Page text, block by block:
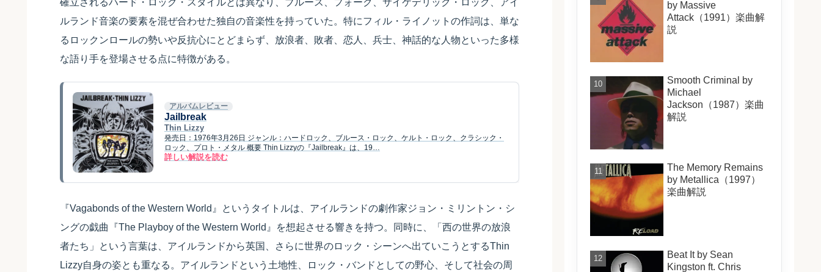
ルランド音楽の要素を混ぜ合わせた独自の音楽性を持っていた。特にフィル・ライノットの作詞は、単な
るロックンロールの勢いや反抗心にとどまらず、放浪者、敗者、恋人、兵士、神話的な人物といった多様
な語り手を登場させる点に特徴がある。
アルバムレビュー
Jailbreak
Thin Lizzy
発売日：1976年3月26日 ジャンル：ハードロック、ブルース・ロック、ケルト・ロック、クラシック・
ロック、プロト・メタル 概要 Thin Lizzyの『Jailbreak』は、19…
詳しい解説を読む
『Vagabonds of the Western World』というタイトルは、アイルランドの劇作家ジョン・ミリントン・シ
ングの戯曲『The Playboy of the Western World』を想起させる響きを持つ。同時に、「西の世界の放浪
者たち」という言葉は、アイルランドから英国、さらに世界のロック・シーンへ出ていこうとするThin
Lizzy自身の姿とも重なる。アイルランドという土地性、ロック・バンドとしての野心、そして社会の周
by Massive
Attack（1991）楽曲解
説
Smooth Criminal by
Michael
Jackson（1987）楽曲
解説
The Memory Remains
by Metallica（1997）
楽曲解説
Beat It by Sean
Kingston ft. Chris